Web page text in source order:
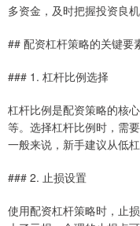
多资金，及时把握投资良机
## 配资杠杆策略的关键要
### 1. 杠杆比例选择
杠杆比例是配资策略的核
等。选择杠杆比例时，需
一般来说，新手建议从低
### 2. 止损设置
使用配资杠杆策略时，止